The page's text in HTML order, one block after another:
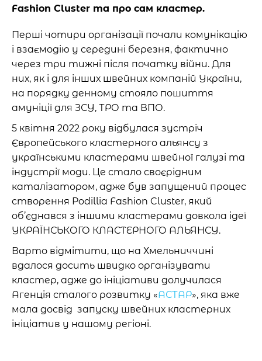
Fashion Cluster та про сам кластер.
Перші чотири організації почали комунікацію
і взаємодію у середині березня, фактично
через три тижні після початку війни. Для
них, як і для інших швейних компаній України,
на порядку денному стояло пошиття
амуніції для ЗСУ, ТРО та ВПО.
5 квітня 2022 року відбулася зустріч
Європейського кластерного альянсу з
українськими кластерами швейної галузі та
індустрії моди. Це стало своєрідним
каталізатором, адже був запущений процес
створення Podillia Fashion Cluster, який
об’єднався з іншими кластерами довкола ідеї
УКРАЇНСЬКОГО КЛАСТЕРНОГО АЛЬЯНСУ.
Варто відмітити, що на Хмельниччині
вдалося досить швидко організувати
кластер, адже до ініціативи долучилася
Агенція сталого розвитку «АСТАР», яка вже
мала досвід запуску швейних кластерних
ініціатив у нашому регіоні.